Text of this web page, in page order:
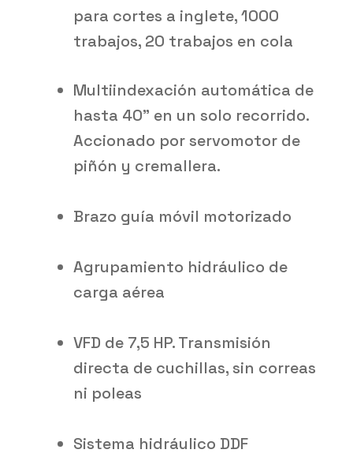
para cortes a inglete, 1000
trabajos, 20 trabajos en cola
Multiindexación automática de
hasta 40” en un solo recorrido.
Accionado por servomotor de
piñón y cremallera.
Brazo guía móvil motorizado
Agrupamiento hidráulico de
carga aérea
VFD de 7,5 HP. Transmisión
directa de cuchillas, sin correas
ni poleas
Sistema hidráulico DDF